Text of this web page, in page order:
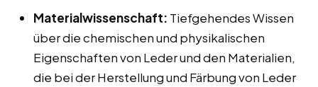
Materialwissenschaft: Tiefgehendes Wissen
über die chemischen und physikalischen
Eigenschaften von Leder und den Materialien,
die bei der Herstellung und Färbung von Leder